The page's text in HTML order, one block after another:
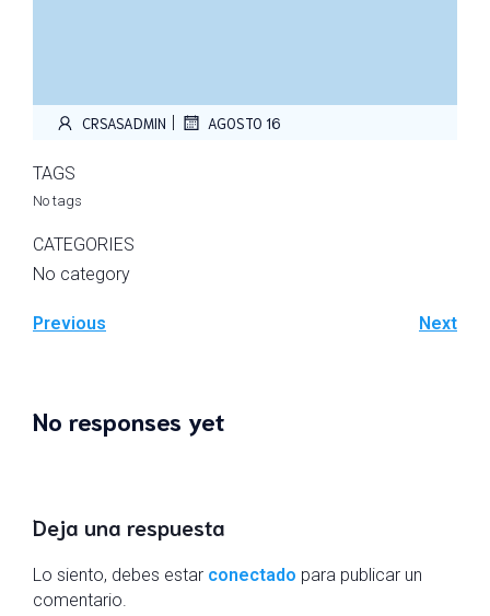
CRSASADMIN AGOSTO 16
TAGS
No tags
CATEGORIES
No category
Previous Next
No responses yet
Deja una respuesta
Lo siento, debes estar conectado para publicar un
comentario.